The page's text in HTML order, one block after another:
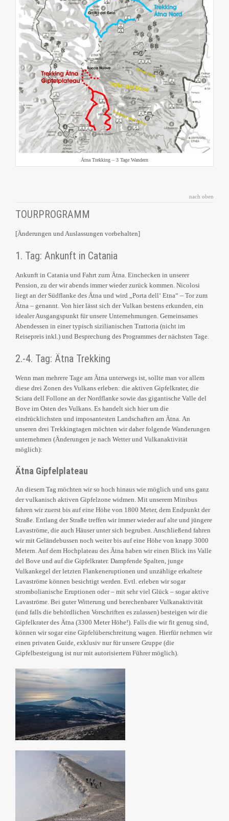
Ätna Trekking – 3 Tage Wandern
nach oben
TOURPROGRAMM
[Änderungen und Auslassungen vorbehalten]
1. Tag: Ankunft in Catania
Ankunft in Catania und Fahrt zum Ätna. Einchecken in unserer
Pension, zu der wir abends immer wieder zurück kommen. Nicolosi
liegt an der Südflanke des Ätna und wird „Porta dell‘ Etna“ – Tor zum
Ätna – genannt. Von hier lässt sich der Vulkan bestens erkunden, ein
idealer Ausgangspunkt für unsere Unternehmungen. Gemeinsames
Abendessen in einer typisch sizilianischen Trattoria (nicht im
Reisepreis inkl.) und Besprechung des Programmes der nächsten Tage.
2.-4. Tag: Ätna Trekking
Wenn man mehrere Tage am Ätna unterwegs ist, sollte man vor allem
diese drei Zonen des Vulkans erleben: die aktiven Gipfelkrater, die
Sciara dell Follone an der Nordflanke sowie das gigantische Valle del
Bove im Osten des Vulkans. Es handelt sich hier um die
eindrücklichsten und imposantesten Landschaften am Ätna. An
unseren drei Trekkingtagen möchten wir daher folgende Wanderungen
unternehmen (Änderungen je nach Wetter und Vulkanaktivität
möglich):
Ätna Gipfelplateau
An diesem Tag möchten wir so hoch hinaus wie möglich und uns ganz
der vulkanisch aktiven Gipfelzone widmen. Mit unserem Minibus
fahren wir zuerst bis auf eine Höhe von 1800 Meter, dem Endpunkt der
Straße. Entlang der Straße treffen wir immer wieder auf alte und jüngere
Lavaströme, die auch Häuser unter sich begruben. Anschließend fahren
wir mit Geländebussen noch weiter bis auf eine Höhe von knapp 3000
Metern. Auf dem Hochplateau des Ätna haben wir einen Blick ins Valle
del Bove und auf die Gipfelkrater. Dampfende Spalten, junge
Vulkankegel der letzten Flankeneruptionen und unzählige erkaltete
Lavaströme können besichtigt werden. Evtl. erleben wir sogar
strombolianische Eruptionen oder – mit sehr viel Glück – sogar aktive
Lavaströme. Bei guter Witterung und berechenbarer Vulkanaktivität
(und falls die behördlichen Vorschriften es zulassen) besteigen wir die
Gipfelkrater des Ätna (3300 Meter Höhe!). Falls die wir fit genug sind,
können wir sogar eine Gipfelüberschreitung wagen. Hierfür nehmen wir
einen privaten Guide, exklusiv nur für unsere Gruppe (die
Gipfelbesteigung ist nur mit autorisiertem Führer möglich).